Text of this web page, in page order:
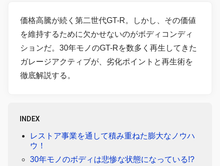
価格高騰が続く第二世代GT-R。しかし、その価値
を維持するために欠かせないのがボディコンディ
ションだ。30年モノのGT-Rを数多く再生してきた
ガレージアクティブが、劣化ポイントと再生術を
徹底解説する。
INDEX
レストア事業を通して積み重ねた膨大なノウハ
ウ！
30年モノのボディは悲惨な状態になっている!?